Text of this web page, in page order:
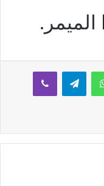
واتساب تيلقرام ڤايبر